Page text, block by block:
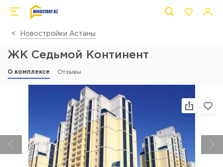
Новостройки Астаны
ЖК Седьмой Континент
О комплексе Отзывы